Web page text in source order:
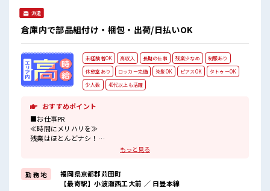
派遣
倉庫内で部品組付け・梱包・出荷/日払いOK
未経験者OK 高収入 長期の仕事 残業少なめ
制服あり
休憩室あり
ロッカー完備 染髪OK ピアスOK
タトゥーOK
少人数
40代以上も活躍
おすすめポイント
■お仕事PR
≪時間にメリハリを≫
残業はほとんどナシ！
場合によってはお願いすることもあります♪
明るすぎたり奇抜でなければ基本的に自由！
(規定有)制服があると毎日の服選びに悩まずOK♪
≪未経験でも活躍できる≫
もっと見る
勤 務 地
福岡県京都郡苅田町
【最寄駅】小波瀬西工大前 ／ 日豊本線